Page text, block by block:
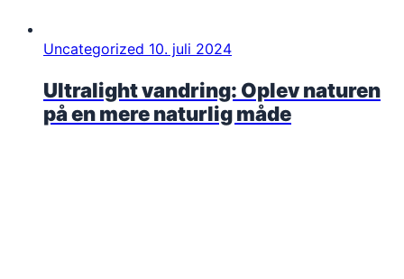
Uncategorized 10. juli 2024
Ultralight vandring: Oplev naturen
på en mere naturlig måde